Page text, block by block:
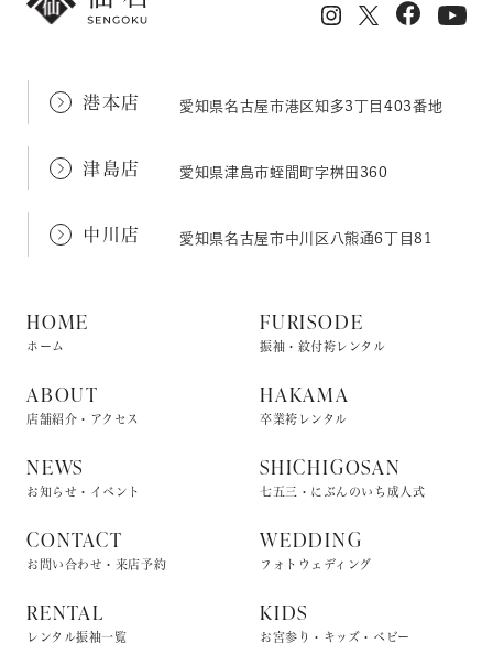
港本店 愛知県名古屋市港区知多3丁目403番地
津島店 愛知県津島市蛭間町字桝田360
中川店 愛知県名古屋市中川区八熊通6丁目81
HOME
ホーム
ABOUT
店舗紹介・アクセス
NEWS
お知らせ・イベント
CONTACT
お問い合わせ・来店予約
RENTAL
レンタル振袖一覧
FURISODE
振袖・紋付袴レンタル
HAKAMA
卒業袴レンタル
SHICHIGOSAN
七五三・にぶんのいち成人式
WEDDING
フォトウェディング
KIDS
お宮参り・キッズ・ベビー